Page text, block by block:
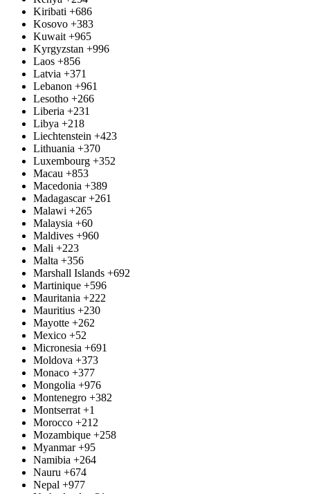
Kiribati +686
Kosovo +383
Kuwait +965
Kyrgyzstan +996
Laos +856
Latvia +371
Lebanon +961
Lesotho +266
Liberia +231
Libya +218
Liechtenstein +423
Lithuania +370
Luxembourg +352
Macau +853
Macedonia +389
Madagascar +261
Malawi +265
Malaysia +60
Maldives +960
Mali +223
Malta +356
Marshall Islands +692
Martinique +596
Mauritania +222
Mauritius +230
Mayotte +262
Mexico +52
Micronesia +691
Moldova +373
Monaco +377
Mongolia +976
Montenegro +382
Montserrat +1
Morocco +212
Mozambique +258
Myanmar +95
Namibia +264
Nauru +674
Nepal +977